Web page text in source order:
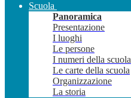
Scuola
Panoramica
Presentazione
I luoghi
Le persone
I numeri della scuola
Le carte della scuola
Organizzazione
La storia